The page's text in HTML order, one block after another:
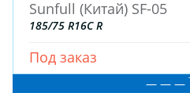
Sunfull (Китай) SF-05
185/75 R16C R
Под заказ
— — —